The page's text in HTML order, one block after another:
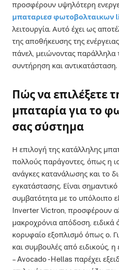
προσφέρουν υψηλότερη
μπαταριεσ φωτοβολταικων
λειτουργία. Αυτό έχει ως
της αποθήκευσης της
πάνελ, μειώνοντας παράλληλα
συντήρηση και αντικατάσταση.
Πώς να επιλέξετε
μπαταρία για το
σας σύστημα
Η επιλογή της κατάλληλης
πολλούς παράγοντες, όπως η
ανάγκες κατανάλωσης και το
εγκατάστασης. Είναι
συμβατότητα με το υπόλοιπο
Inverter Victron, προσφέρουν
μακροχρόνια απόδοση, ειδικά
κορυφαίο εξοπλισμό όπως ο.
και συμβουλές από ειδικούς,
– Avocado -Hellas παρέχει